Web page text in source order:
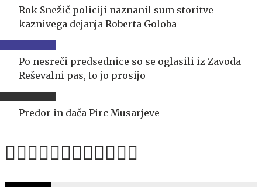
Rok Snežič policiji naznanil sum storitve
kaznivega dejanja Roberta Goloba
Po nesreči predsednice so se oglasili iz Zavoda
Reševalni pas, to jo prosijo
Predor in dača Pirc Musarjeve